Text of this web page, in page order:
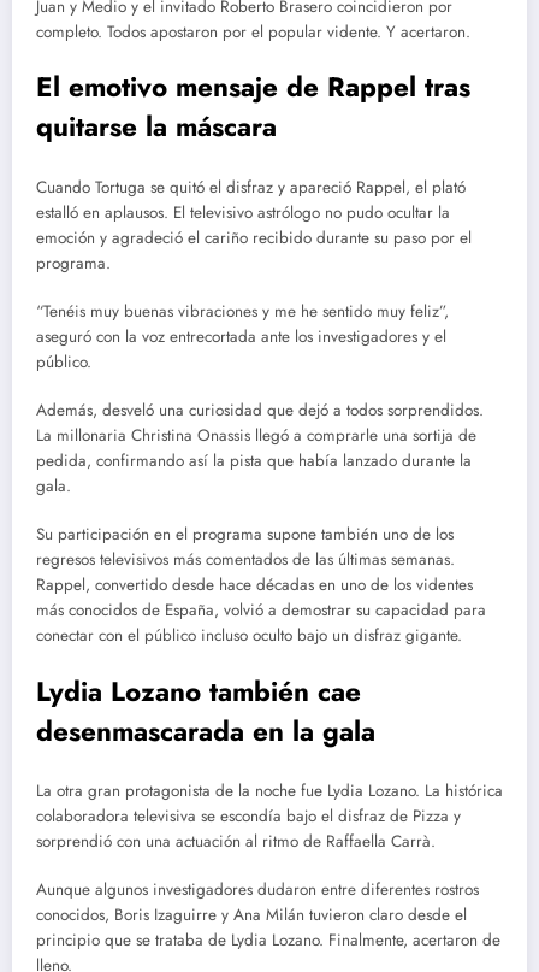
Juan y Medio y el invitado Roberto Brasero coincidieron por
completo. Todos apostaron por el popular vidente. Y acertaron.
El emotivo mensaje de Rappel tras
quitarse la máscara
Cuando Tortuga se quitó el disfraz y apareció Rappel, el plató
estalló en aplausos. El televisivo astrólogo no pudo ocultar la
emoción y agradeció el cariño recibido durante su paso por el
programa.
“Tenéis muy buenas vibraciones y me he sentido muy feliz”,
aseguró con la voz entrecortada ante los investigadores y el
público.
Además, desveló una curiosidad que dejó a todos sorprendidos.
La millonaria Christina Onassis llegó a comprarle una sortija de
pedida, confirmando así la pista que había lanzado durante la
gala.
Su participación en el programa supone también uno de los
regresos televisivos más comentados de las últimas semanas.
Rappel, convertido desde hace décadas en uno de los videntes
más conocidos de España, volvió a demostrar su capacidad para
conectar con el público incluso oculto bajo un disfraz gigante.
Lydia Lozano también cae
desenmascarada en la gala
La otra gran protagonista de la noche fue Lydia Lozano. La histórica
colaboradora televisiva se escondía bajo el disfraz de Pizza y
sorprendió con una actuación al ritmo de Raffaella Carrà.
Aunque algunos investigadores dudaron entre diferentes rostros
conocidos, Boris Izaguirre y Ana Milán tuvieron claro desde el
principio que se trataba de Lydia Lozano. Finalmente, acertaron de
lleno.